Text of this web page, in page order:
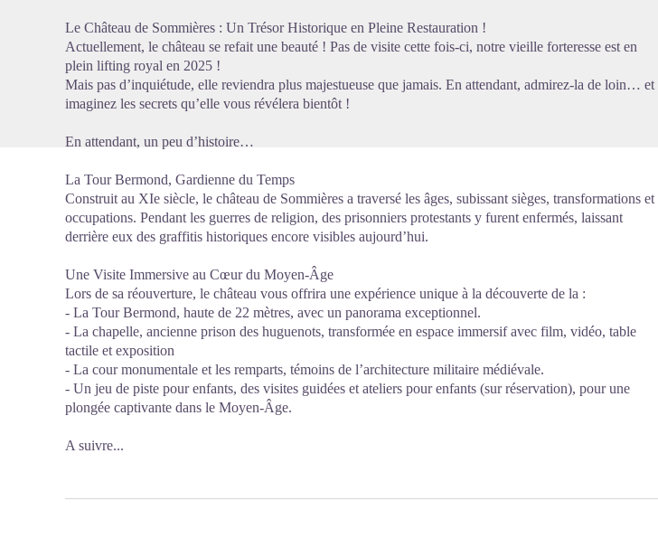
Le Château de Sommières : Un Trésor Historique en Pleine Restauration !
Actuellement, le château se refait une beauté ! Pas de visite cette fois-ci, notre vieille forteresse est en
plein lifting royal en 2025 !
Mais pas d’inquiétude, elle reviendra plus majestueuse que jamais. En attendant, admirez-la de loin… et
imaginez les secrets qu’elle vous révélera bientôt !
En attendant, un peu d’histoire…
La Tour Bermond, Gardienne du Temps
Construit au XIe siècle, le château de Sommières a traversé les âges, subissant sièges, transformations et
occupations. Pendant les guerres de religion, des prisonniers protestants y furent enfermés, laissant
derrière eux des graffitis historiques encore visibles aujourd’hui.
Une Visite Immersive au Cœur du Moyen-Âge
Lors de sa réouverture, le château vous offrira une expérience unique à la découverte de la :
- La Tour Bermond, haute de 22 mètres, avec un panorama exceptionnel.
- La chapelle, ancienne prison des huguenots, transformée en espace immersif avec film, vidéo, table
tactile et exposition
- La cour monumentale et les remparts, témoins de l’architecture militaire médiévale.
- Un jeu de piste pour enfants, des visites guidées et ateliers pour enfants (sur réservation), pour une
plongée captivante dans le Moyen-Âge.
A suivre...